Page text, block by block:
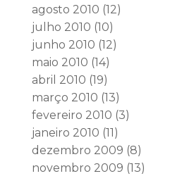
agosto 2010 (12)
julho 2010 (10)
junho 2010 (12)
maio 2010 (14)
abril 2010 (19)
março 2010 (13)
fevereiro 2010 (3)
janeiro 2010 (11)
dezembro 2009 (8)
novembro 2009 (13)